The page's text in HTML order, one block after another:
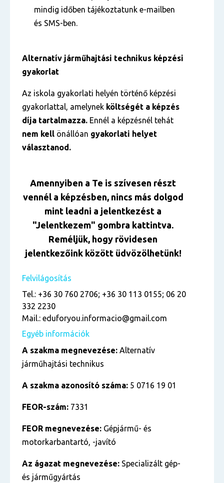
mindig időben tájékoztatunk e-mailben
és SMS-ben.
Alternatív járműhajtási technikus képzési
gyakorlat
Az iskola gyakorlati helyén történő képzési
gyakorlattal, amelynek költségét a képzés
díja tartalmazza. Ennél a képzésnél tehát
nem kell önállóan gyakorlati helyet
választanod.
Amennyiben a Te is szívesen részt
vennél a képzésben, nincs más dolgod
mint leadni a jelentkezést a
"Jelentkezem" gombra kattintva.
Reméljük, hogy rövidesen
jelentkezőink között üdvözölhetünk!
Felvilágosítás
Tel.: +36 30 760 2706; +36 30 113 0155; 06 20
332 2230
Mail.: eduforyou.informacio@gmail.com
Egyéb információk
A szakma megnevezése: Alternatív
járműhajtási technikus
A szakma azonosító száma: 5 0716 19 01
FEOR-szám: 7331
FEOR megnevezése: Gépjármű- és
motorkarbantartó, -javító
Az ágazat megnevezése: Specializált gép-
és járműgyártás